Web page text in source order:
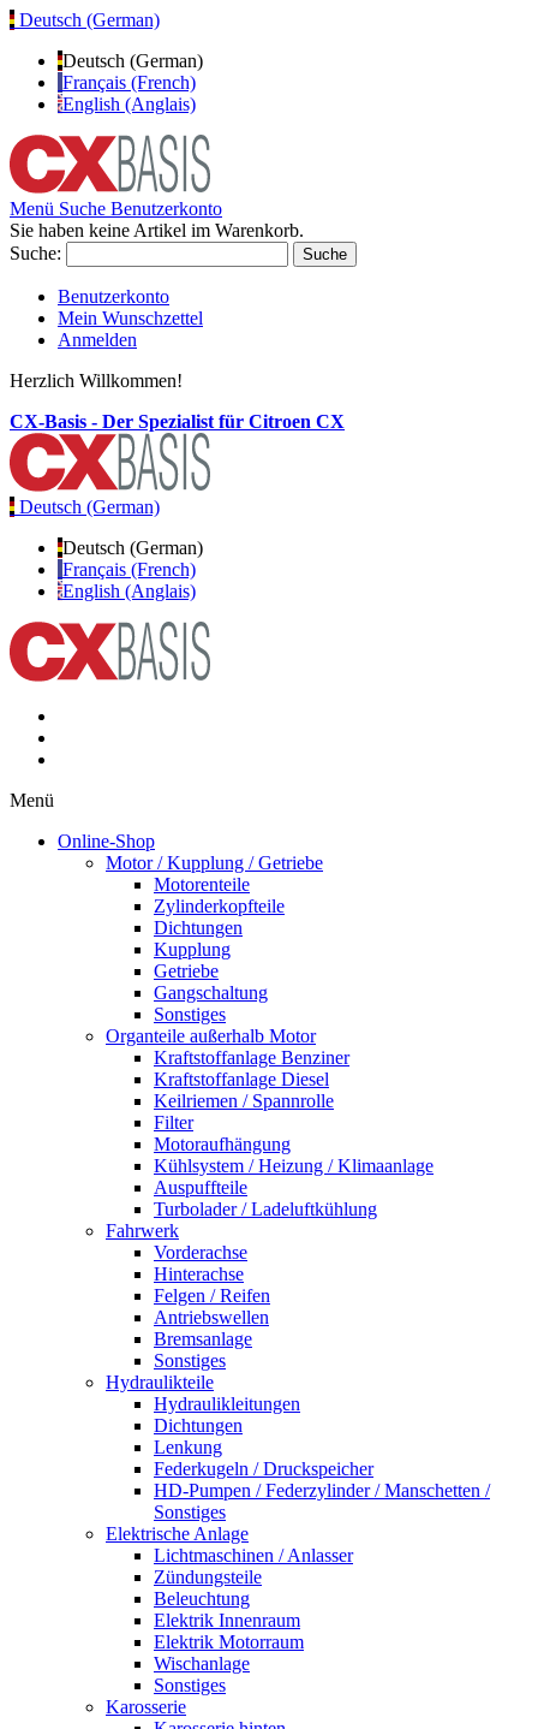
Deutsch (German)
Deutsch (German)
Français (French)
English (Anglais)
Menü Suche Benutzerkonto
Sie haben keine Artikel im Warenkorb.
Suche:
Suche
Benutzerkonto
Mein Wunschzettel
Anmelden
Herzlich Willkommen!
CX-Basis - Der Spezialist für Citroen CX
Deutsch (German)
Deutsch (German)
Français (French)
English (Anglais)
Menü
Online-Shop
Motor / Kupplung / Getriebe
Motorenteile
Zylinderkopfteile
Dichtungen
Kupplung
Getriebe
Gangschaltung
Sonstiges
Organteile außerhalb Motor
Kraftstoffanlage Benziner
Kraftstoffanlage Diesel
Keilriemen / Spannrolle
Filter
Motoraufhängung
Kühlsystem / Heizung / Klimaanlage
Auspuffteile
Turbolader / Ladeluftkühlung
Fahrwerk
Vorderachse
Hinterachse
Felgen / Reifen
Antriebswellen
Bremsanlage
Sonstiges
Hydraulikteile
Hydraulikleitungen
Dichtungen
Lenkung
Federkugeln / Druckspeicher
HD-Pumpen / Federzylinder / Manschetten /
Sonstiges
Elektrische Anlage
Lichtmaschinen / Anlasser
Zündungsteile
Beleuchtung
Elektrik Innenraum
Elektrik Motorraum
Wischanlage
Sonstiges
Karosserie